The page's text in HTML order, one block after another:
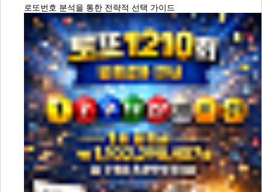
로또번호 분석을 통한 전략적 선택 가이드